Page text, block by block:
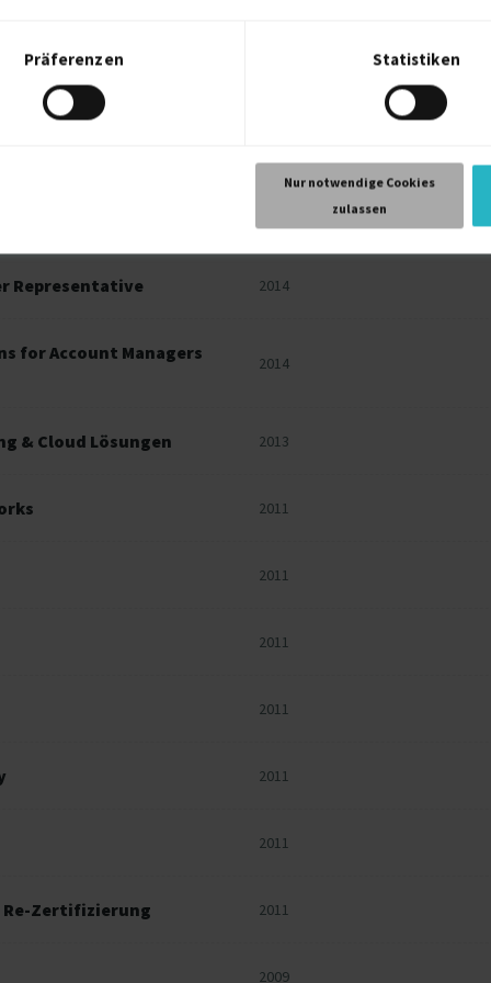
Präferenzen Statistiken
Nur notwendige Cookies
zulassen
for Datacenter
Representative 2014
for Account Managers 2014
& Cloud Lösungen 2013
2011
2011
2011
2011
2011
2011
Re-Zertifizierung 2011
2009